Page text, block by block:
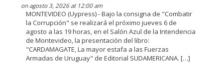
on agosto 3, 2026 at 12:00 am
MONTEVIDEO (Uypress) - Bajo la consigna de "Combatir
la Corrupción" se realizará el próximo jueves 6 de
agosto a las 19 horas, en el Salón Azul de la Intendencia
de Montevideo, la presentación del libro:
"CARDAMAGATE, La mayor estafa a las Fuerzas
Armadas de Uruguay" de Editorial SUDAMERICANA. […]